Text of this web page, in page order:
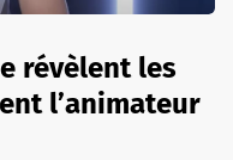
révèlent les
l’animateur